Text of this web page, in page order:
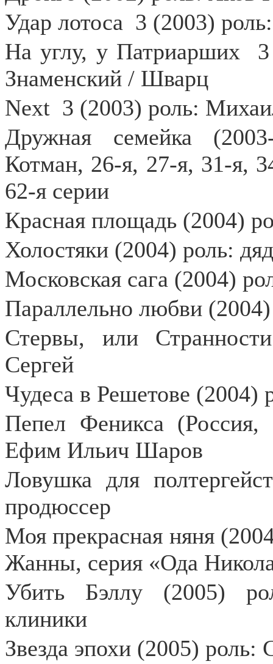
Удар лотоса 3 (2003)
На углу, у Патриарших
Знаменский / Шварц
Next 3 (2003) роль:
Дружная семейка
Котман, 26-я, 27-я, 31-я,
62-я серии
Красная площадь (2004)
Холостяки (2004) роль:
Московская сага (2004)
Параллельно любви
Стервы, или
Сергей
Чудеса в Решетове (2004)
Пепел Феникса (Россия,
Ефим Ильич Шаров
Ловушка для
продюссер
Моя прекрасная няня
Жанны, серия «Ода
Убить Бэллу (2005)
клиники
Звезда эпохи (2005) роль: